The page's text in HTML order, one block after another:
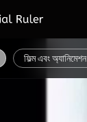
ফিল্ম এবং অ্যানিমেশন